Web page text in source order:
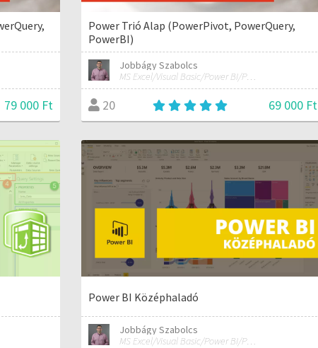
79 000 Ft
Power Trió Alap (PowerPivot, PowerQuery,
PowerBI)
Jobbágy Szabolcs
MS Excel/Visual Basic/Power BI/Python adatelemzési szakértő
20 69 000 Ft
Power BI Középhaladó
Jobbágy Szabolcs
MS Excel/Visual Basic/Power BI/Python adatelemzési szakértő